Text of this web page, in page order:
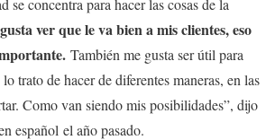
ver que le va bien a mis clientes, eso
También me gusta ser útil para
trato de hacer de diferentes maneras, en las
Como van siendo mis posibilidades”, dijo
español el año pasado.